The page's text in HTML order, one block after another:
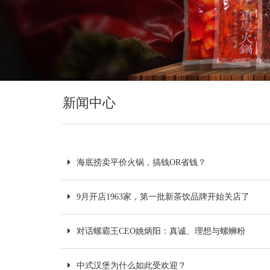
新闻中心
海底捞卖平价火锅，搞钱OR省钱？
9月开店1963家，第一批新茶饮品牌开始关店了
对话螺霸王CEO姚炳阳：真诚、理想与螺蛳粉
中式汉堡为什么如此受欢迎？